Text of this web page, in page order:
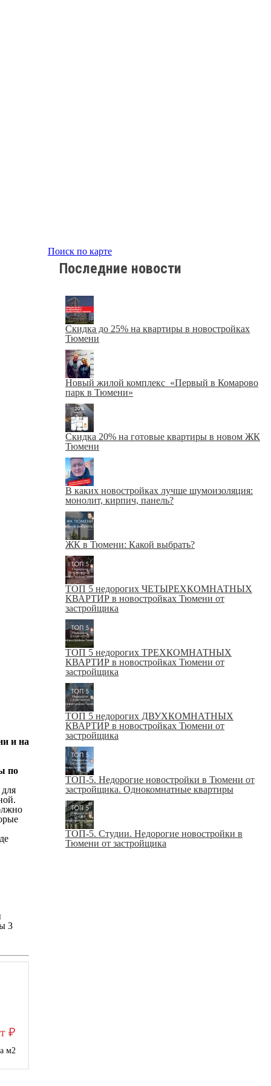
Поиск по карте
и на
по
3
₽
м2
Последние новости
Скидка до 25% на квартиры в новостройках
Тюмени
Новый жилой комплекс «Первый в Комарово
парк в Тюмени»
Скидка 20% на готовые квартиры в новом ЖК
Тюмени
В каких новостройках лучше шумоизоляция:
монолит, кирпич, панель?
ЖК в Тюмени: Какой выбрать?
ТОП 5 недорогих ЧЕТЫРЕХКОМНАТНЫХ
КВАРТИР в новостройках Тюмени от
застройщика
ТОП 5 недорогих ТРЕХКОМНАТНЫХ
КВАРТИР в новостройках Тюмени от
застройщика
ТОП 5 недорогих ДВУХКОМНАТНЫХ
КВАРТИР в новостройках Тюмени от
застройщика
ТОП-5. Недорогие новостройки в Тюмени от
застройщика. Однокомнатные квартиры
ТОП-5. Студии. Недорогие новостройки в
Тюмени от застройщика